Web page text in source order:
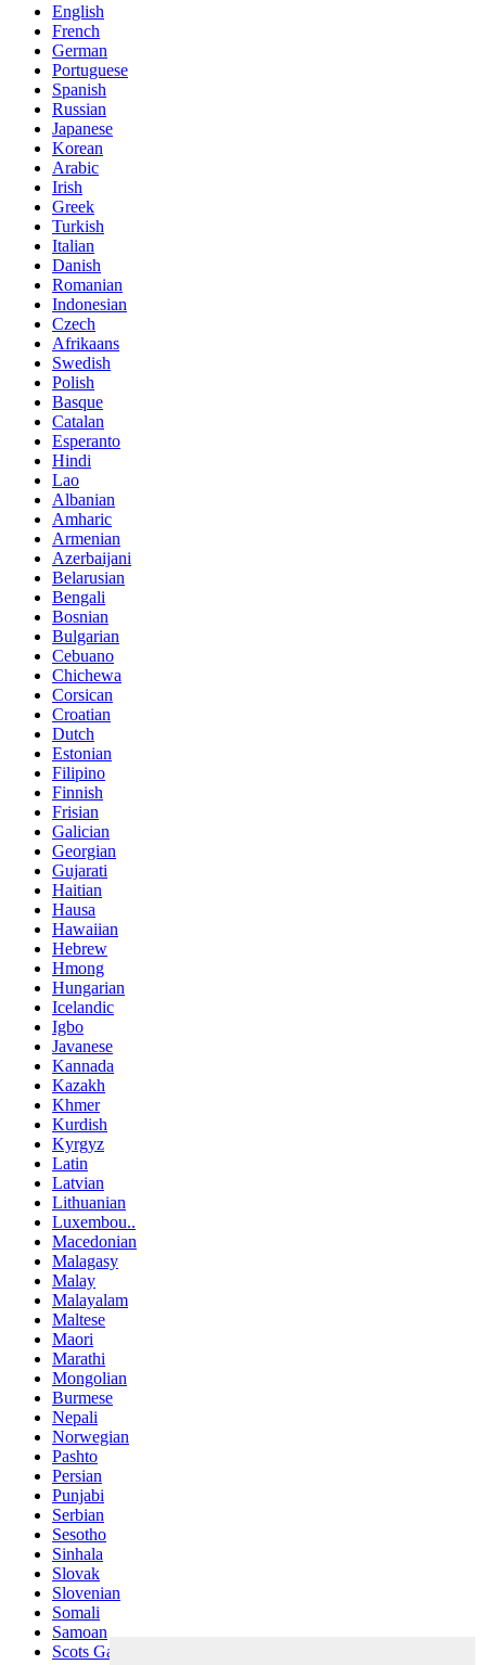
English
French
German
Portuguese
Spanish
Russian
Japanese
Korean
Arabic
Irish
Greek
Turkish
Italian
Danish
Romanian
Indonesian
Czech
Afrikaans
Swedish
Polish
Basque
Catalan
Esperanto
Hindi
Lao
Albanian
Amharic
Armenian
Azerbaijani
Belarusian
Bengali
Bosnian
Bulgarian
Cebuano
Chichewa
Corsican
Croatian
Dutch
Estonian
Filipino
Finnish
Frisian
Galician
Georgian
Gujarati
Haitian
Hausa
Hawaiian
Hebrew
Hmong
Hungarian
Icelandic
Igbo
Javanese
Kannada
Kazakh
Khmer
Kurdish
Kyrgyz
Latin
Latvian
Lithuanian
Luxembou..
Macedonian
Malagasy
Malay
Malayalam
Maltese
Maori
Marathi
Mongolian
Burmese
Nepali
Norwegian
Pashto
Persian
Punjabi
Serbian
Sesotho
Sinhala
Slovak
Slovenian
Somali
Samoan
Scots Gaelic